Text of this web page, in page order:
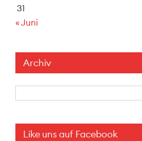
31
« Juni
Archiv
Like uns auf Facebook